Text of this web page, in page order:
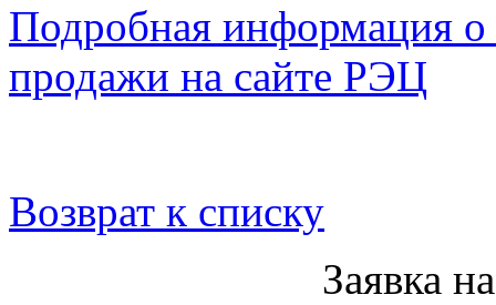
Подробная информация о
продажи на сайте РЭЦ
Возврат к списку
Заявка